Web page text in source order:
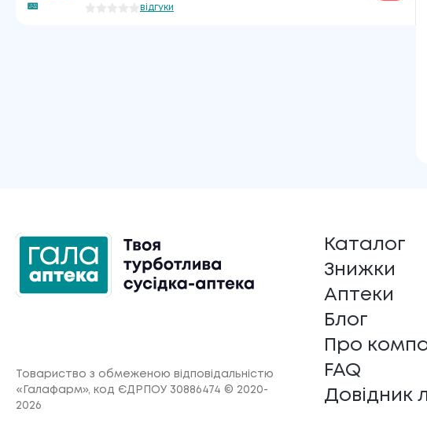
відгуки
Товариство з обмеженою відповідальністю
«Галафарм», код ЄДРПОУ 30886474 © 2020-
2026
Каталог
Знижки
Аптеки
Блог
Про
FAQ
Довідник